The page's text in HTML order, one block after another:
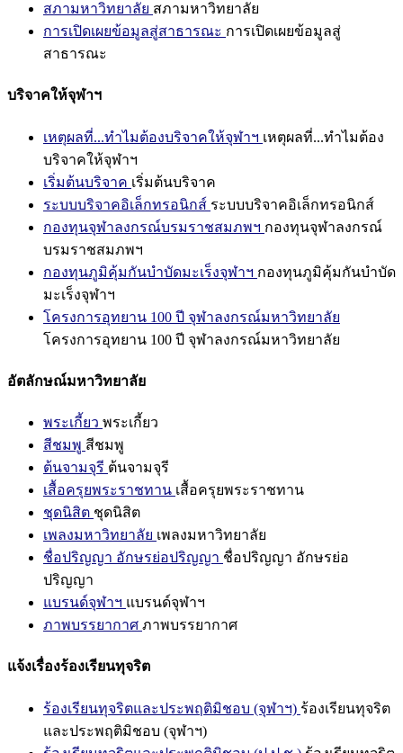
สภามหาวิทยาลัย สภามหาวิทยาลัย
การเปิดเผยข้อมูลสู่สาธารณะ การเปิดเผยข้อมูลสู่
สาธารณะ
บริจาคให้จุฬาฯ
เหตุผลที่...ทำไมต้องบริจาคให้จุฬาฯ เหตุผลที่...ทำไมต้อง
บริจาคให้จุฬาฯ
เริ่มต้นบริจาค เริ่มต้นบริจาค
ระบบบริจาคอิเล็กทรอนิกส์ ระบบบริจาคอิเล็กทรอนิกส์
กองทุนจุฬาลงกรณ์บรมราชสมภพฯ กองทุนจุฬาลงกรณ์
บรมราชสมภพฯ
กองทุนภูมิคุ้มกันบำบัดมะเร็งจุฬาฯ กองทุนภูมิคุ้มกันบำบัด
มะเร็งจุฬาฯ
โครงการอุทยาน 100 ปี จุฬาลงกรณ์มหาวิทยาลัย
โครงการอุทยาน 100 ปี จุฬาลงกรณ์มหาวิทยาลัย
อัตลักษณ์มหาวิทยาลัย
พระเกี้ยว พระเกี้ยว
สีชมพู สีชมพู
ต้นจามจุรี ต้นจามจุรี
เสื้อครุยพระราชทาน เสื้อครุยพระราชทาน
ชุดนิสิต ชุดนิสิต
เพลงมหาวิทยาลัย เพลงมหาวิทยาลัย
ชื่อปริญญา อักษรย่อปริญญา ชื่อปริญญา อักษรย่อ
ปริญญา
แบรนด์จุฬาฯ แบรนด์จุฬาฯ
ภาพบรรยากาศ ภาพบรรยากาศ
แจ้งเรื่องร้องเรียนทุจริต
ร้องเรียนทุจริตและประพฤติมิชอบ (จุฬาฯ) ร้องเรียนทุจริต
และประพฤติมิชอบ (จุฬาฯ)